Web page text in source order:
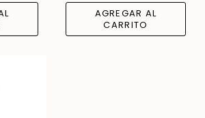
AGREGAR AL
CARRITO